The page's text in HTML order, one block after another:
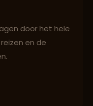
door het hele
en de